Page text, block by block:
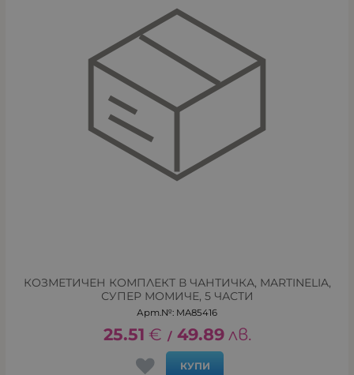
КОЗМЕТИЧЕН КОМПЛЕКТ В ЧАНТИЧКА, MARTINELIA,
СУПЕР МОМИЧЕ, 5 ЧАСТИ
Арт.№: MA85416
25.51 € / 49.89 лв.
КУПИ